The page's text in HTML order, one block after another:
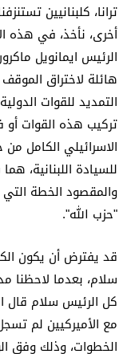
ترانا، كلبنانيين
أخرى، نأخذ، في هذه
الرئيس ايمانويل
هائلة لاختراق
التمديد للقوات
تركيب هذه القوات
الاسرائيلي الكامل من
للسيادة اللبنانية،
والمقصود الخطة
"حزب الله".
قد يفترض أن يكون
سلام، بعدما لاحظنا
كل الرئيس سلام قال
مع الأميركيين لم
الخطوات، وذلك وفق